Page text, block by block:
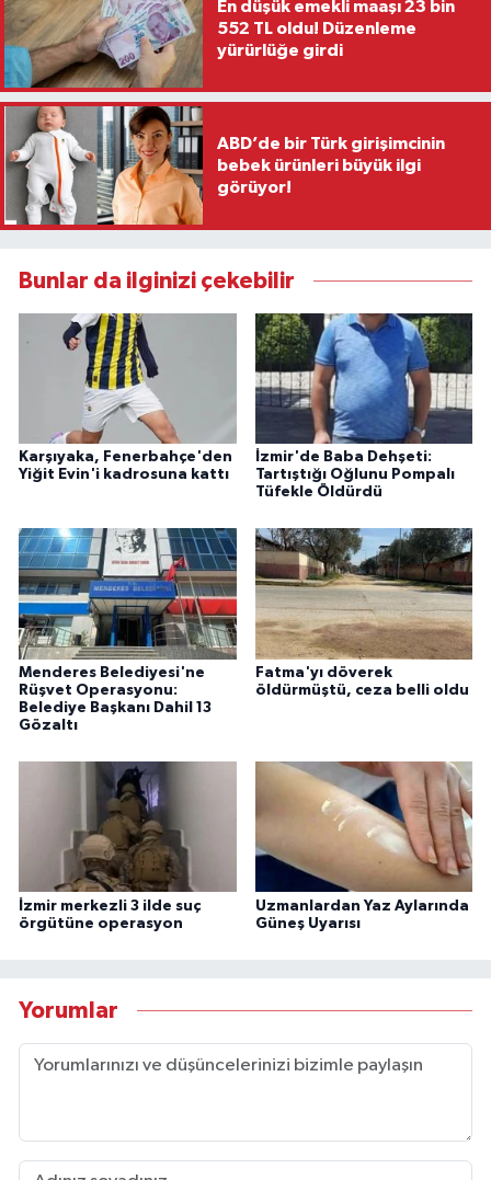
En düşük emekli maaşı 23 bin
552 TL oldu! Düzenleme
yürürlüğe girdi
ABD’de bir Türk girişimcinin
bebek ürünleri büyük ilgi
görüyor!
Bunlar da ilginizi çekebilir
Karşıyaka, Fenerbahçe'den
Yiğit Evin'i kadrosuna kattı
İzmir'de Baba Dehşeti:
Tartıştığı Oğlunu Pompalı
Tüfekle Öldürdü
Menderes Belediyesi'ne
Rüşvet Operasyonu:
Belediye Başkanı Dahil 13
Gözaltı
Fatma'yı döverek
öldürmüştü, ceza belli oldu
İzmir merkezli 3 ilde suç
örgütüne operasyon
Uzmanlardan Yaz Aylarında
Güneş Uyarısı
Yorumlar